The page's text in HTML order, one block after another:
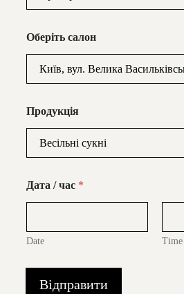
Оберіть салон
Продукція
Дата / час *
Date Time
Відправити